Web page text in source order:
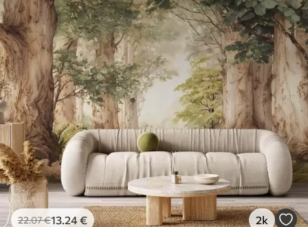
22.07€13 .24€ 2k